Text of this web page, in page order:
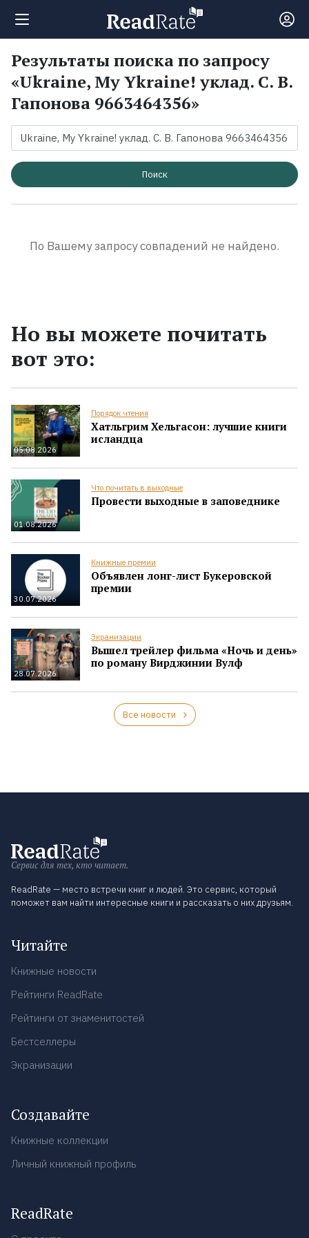
Поиск
Новости
Рейтинги
Экранизации
Результаты поиска по запросу
«Ukraine, My Ykraine! уклад. С. В.
Гапонова 9663464356»
Поиск
По Вашему запросу совпадений не найдено.
Но вы можете почитать
вот это:
05.08.2026
Порядок чтения
Хатльгрим Хельгасон: лучшие книги
исландца
01.08.2026
Что почитать в выходные
Провести выходные в заповеднике
30.07.2026
Книжные премии
Объявлен лонг-лист Букеровской
премии
28.07.2026
Экранизации
Вышел трейлер фильма «Ночь и день»
по роману Вирджинии Вулф
Все новости
Сервис для тех, кто читает.
ReadRate — место встречи книг и людей. Это сервис, который
поможет вам найти интересные книги и рассказать о них друзьям.
Читайте
Книжные новости
Рейтинги ReadRate
Рейтинги от знаменитостей
Бестселлеры
Экранизации
Создавайте
Книжные коллекции
Личный книжный профиль
ReadRate